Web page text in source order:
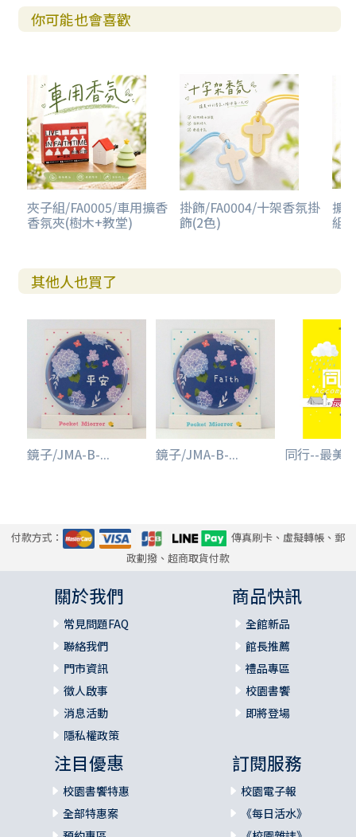
你可能也會喜歡
夾子組/FA0005/車用擴香
香氛夾(樹木+教堂)
掛飾/FA0004/十架香氛掛
飾(2色)
擴
組
其他人也買了
鏡子/JMA-B-... 鏡子/JMA-B-... 同行--最美
付款方式：
傳真刷卡、虛擬轉帳、郵
政劃撥、超商取貨付款
關於我們
常見問題FAQ
聯絡我們
門市資訊
徵人啟事
消息活動
隱私權政策
商品快訊
全館新品
館長推薦
禮品專區
校園書饗
即將登場
注目優惠
校園書饗特惠
全部特惠案
訂閱服務
校園電子報
《每日活水》